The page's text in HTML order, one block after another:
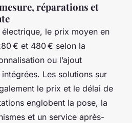
réparations et
le prix moyen en
€ et 480 € selon la
ou l’ajout
Les solutions sur
le prix et le délai de
englobent la pose, la
et un service après-